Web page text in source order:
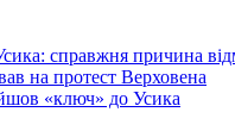
справжня причина
на протест Верховена
«ключ» до Усика